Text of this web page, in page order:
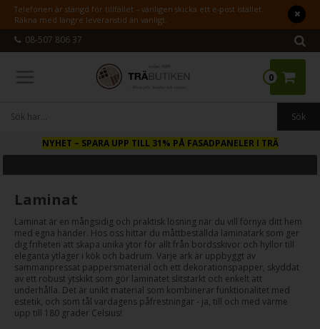
Telefonen är stängd för tillfället – vänligen skicka ett e-post istället.
Räkna med längre leveranstid än vanligt.
08-507 806 37
0
NYHET– SPARA UPP TILL 31% PÅ FASADPANELER I TRÄ
Laminat
Laminat är en mångsidig och praktisk lösning när du vill förnya ditt hem
med egna händer. Hos oss hittar du måttbeställda laminatark som ger
dig friheten att skapa unika ytor för allt från bordsskivor och hyllor till
eleganta ytlager i kök och badrum. Varje ark är uppbyggt av
sammanpressat pappersmaterial och ett dekorationspapper, skyddat
av ett robust ytskikt som gör laminatet slitstarkt och enkelt att
underhålla. Det är unikt material som kombinerar funktionalitet med
estetik, och som tål vardagens påfrestningar - ja, till och med värme
upp till 180 grader Celsius!